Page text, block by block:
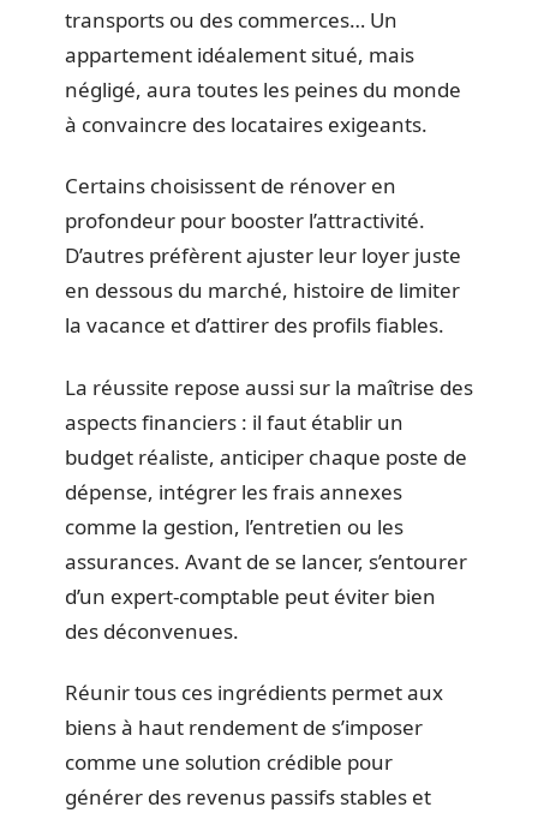
transports ou des commerces… Un
appartement idéalement situé, mais
négligé, aura toutes les peines du monde
à convaincre des locataires exigeants.
Certains choisissent de rénover en
profondeur pour booster l’attractivité.
D’autres préfèrent ajuster leur loyer juste
en dessous du marché, histoire de limiter
la vacance et d’attirer des profils fiables.
La réussite repose aussi sur la maîtrise des
aspects financiers : il faut établir un
budget réaliste, anticiper chaque poste de
dépense, intégrer les frais annexes
comme la gestion, l’entretien ou les
assurances. Avant de se lancer, s’entourer
d’un expert-comptable peut éviter bien
des déconvenues.
Réunir tous ces ingrédients permet aux
biens à haut rendement de s’imposer
comme une solution crédible pour
générer des revenus passifs stables et